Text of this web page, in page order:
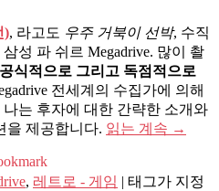
), 라고도 우주 거북이 선박, 수직
성 파 쉬르 Megadrive. 많이 촬
공식적으로 그리고 독점적으로
전세계의 수집가에 의해
는 후자에 대한 간략한 소개와
을 제공합니다. 읽는 계속 →
, 레트로 - 게임 | 태그가 지정